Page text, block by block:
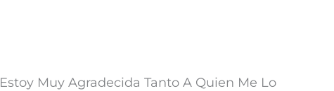
Muy Agradecida Tanto A Quien Me Lo